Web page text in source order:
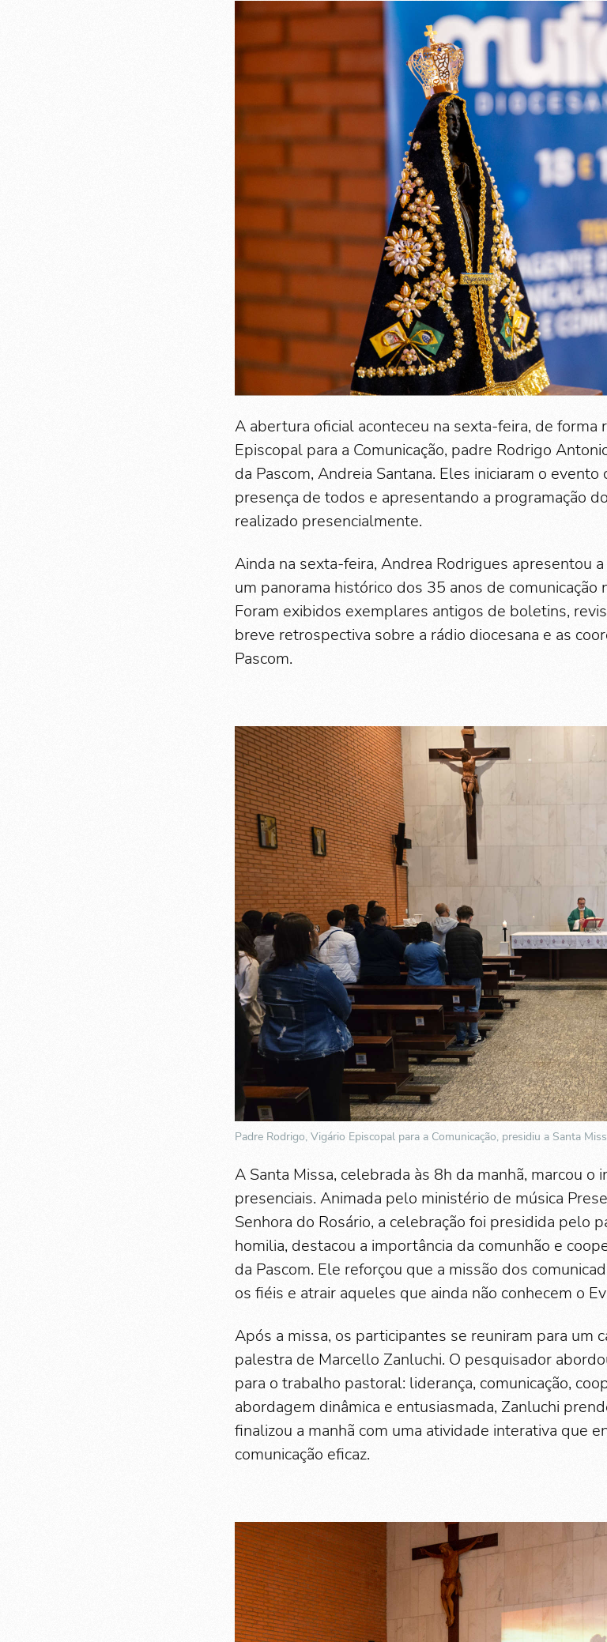
A abertura oficial aconteceu na sexta-feira, de forma
Episcopal para a Comunicação, padre Rodrigo
da Pascom, Andreia Santana. Eles iniciaram o
presença de todos e apresentando a programação
realizado presencialmente.
Ainda na sexta-feira, Andrea Rodrigues apresentou
um panorama histórico dos 35 anos de comunicação
Foram exibidos exemplares antigos de boletins,
breve retrospectiva sobre a rádio diocesana e as
Pascom.
Padre Rodrigo, Vigário Episcopal para a Comunicação, presidiu a Santa
A Santa Missa, celebrada às 8h da manhã, marcou o
presenciais. Animada pelo ministério de música
Senhora do Rosário, a celebração foi presidida pelo
homilia, destacou a importância da comunhão e
da Pascom. Ele reforçou que a missão dos
os fiéis e atrair aqueles que ainda não conhecem o
Após a missa, os participantes se reuniram para um
palestra de Marcello Zanluchi. O pesquisador
para o trabalho pastoral: liderança, comunicação,
abordagem dinâmica e entusiasmada, Zanluchi
finalizou a manhã com uma atividade interativa que
comunicação eficaz.